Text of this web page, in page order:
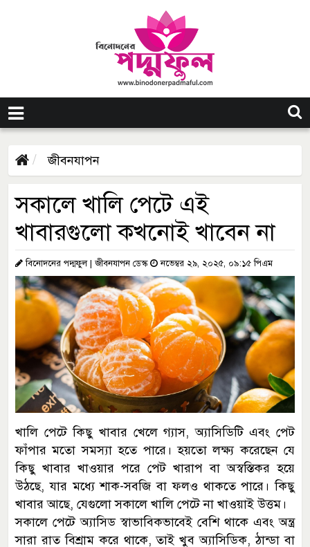
জীবনযাপন
সকালে খালি পেটে এই
খাবারগুলো কখনোই খাবেন না
বিনোদনের পদ্মফুল | জীবনযাপন ডেস্ক নভেম্বর ২৯, ২০২৫, ০৯:১৫ পিএম
খালি পেটে কিছু খাবার খেলে গ্যাস, অ্যাসিডিটি এবং পেট
ফাঁপার মতো সমস্যা হতে পারে। হয়তো লক্ষ্য করেছেন যে
কিছু খাবার খাওয়ার পরে পেট খারাপ বা অস্বস্তিকর হয়ে
উঠছে, যার মধ্যে শাক-সবজি বা ফলও থাকতে পারে। কিছু
খাবার আছে, যেগুলো সকালে খালি পেটে না খাওয়াই উত্তম।
সকালে পেটে অ্যাসিড স্বাভাবিকভাবেই বেশি থাকে এবং অন্ত্র
সারা রাত বিশ্রাম করে থাকে, তাই খুব অ্যাসিডিক, ঠান্ডা বা